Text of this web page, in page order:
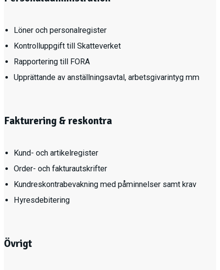
Löner och personalregister
Kontrolluppgift till Skatteverket
Rapportering till FORA
Upprättande av anställningsavtal, arbetsgivarintyg mm
Fakturering & reskontra
Kund- och artikelregister
Order- och fakturautskrifter
Kundreskontrabevakning med påminnelser samt krav
Hyresdebitering
Övrigt